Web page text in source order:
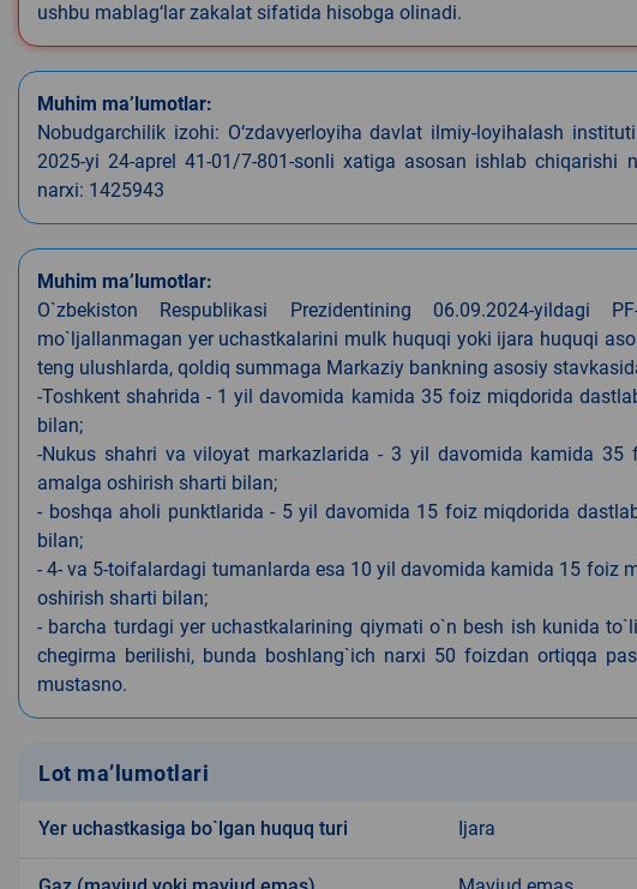
ushbu mablag‘lar zakalat sifatida hisobga olinadi.
Muhim ma’lumotlar:
Nobudgarchilik izohi: O‘zdavyerloyiha davlat ilmiy-loyihalash
2025-yi 24-aprel 41-01/7-801-sonli xatiga asosan ishlab chiqarishi
narxi: 1425943
Muhim ma’lumotlar:
O`zbekiston Respublikasi Prezidentining 06.09.2024-yildagi
mo`ljallanmagan yer uchastkalarini mulk huquqi yoki ijara huquqi
teng ulushlarda, qoldiq summaga Markaziy bankning asosiy
-Toshkent shahrida - 1 yil davomida kamida 35 foiz miqdorida
bilan;
-Nukus shahri va viloyat markazlarida - 3 yil davomida kamida
amalga oshirish sharti bilan;
- boshqa aholi punktlarida - 5 yil davomida 15 foiz miqdorida
bilan;
- 4- va 5-toifalardagi tumanlarda esa 10 yil davomida kamida 15 foiz
oshirish sharti bilan;
- barcha turdagi yer uchastkalarining qiymati o`n besh ish kunida
chegirma berilishi, bunda boshlang`ich narxi 50 foizdan ortiqqa
mustasno.
Lot ma’lumotlari
Yer uchastkasiga bo`lgan huquq turi Ijara